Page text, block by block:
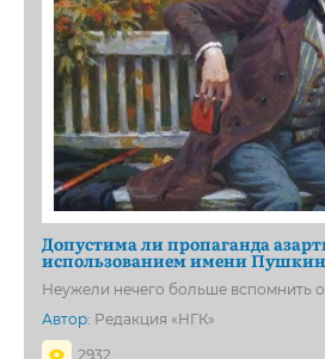
Допустима ли пропаганда
использованием имени
Неужели нечего больше вспомнить о
Автор: Редакция «НГК»
2932